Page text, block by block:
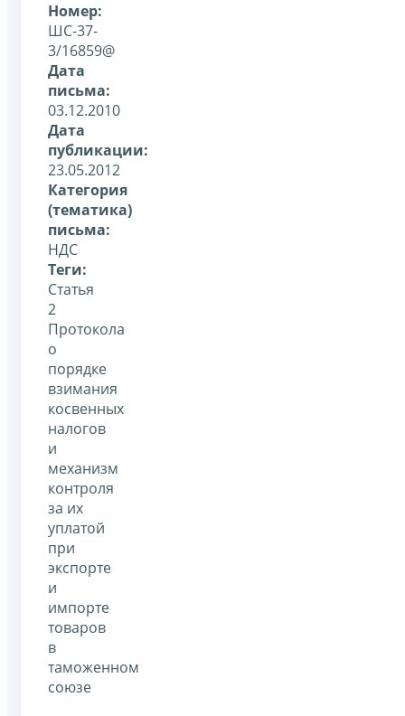
Номер:
ШС-37-
3/16859@
Дата
письма:
03.12.2010
Дата
публикации:
23.05.2012
Категория
(тематика)
письма:
НДС
Теги:
Статья
2
Протокола
о
порядке
взимания
косвенных
налогов
и
механизм
контроля
за их
уплатой
при
экспорте
и
импорте
товаров
в
таможенном
союзе